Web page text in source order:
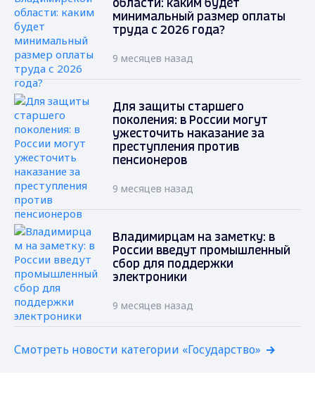
области: каким будет
минимальный размер оплаты
труда с 2026 года?
9 месяцев назад
Для защиты старшего
поколения: в России могут
ужесточить наказание за
преступления против
пенсионеров
9 месяцев назад
Владимирцам на заметку: в
России введут промышленный
сбор для поддержки
электроники
9 месяцев назад
Смотреть новости категории «Государство»